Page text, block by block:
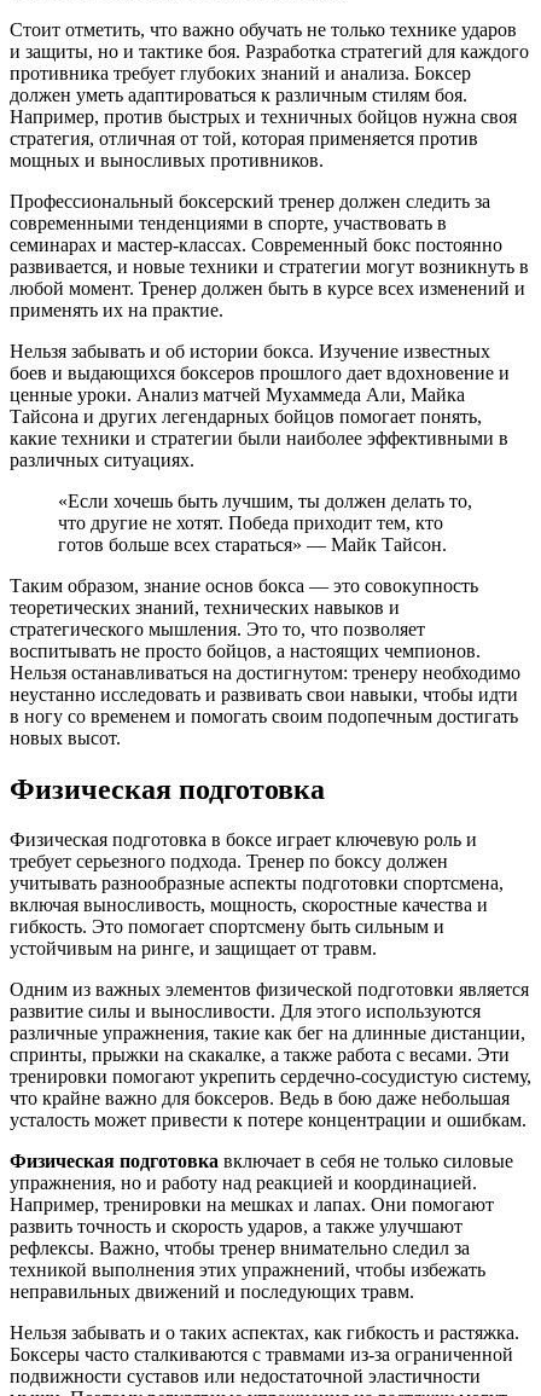
Стоит отметить, что важно обучать не только технике ударов
и защиты, но и тактике боя. Разработка стратегий для каждого
противника требует глубоких знаний и анализа. Боксер
должен уметь адаптироваться к различным стилям боя.
Например, против быстрых и техничных бойцов нужна своя
стратегия, отличная от той, которая применяется против
мощных и выносливых противников.
Профессиональный боксерский тренер должен следить за
современными тенденциями в спорте, участвовать в
семинарах и мастер-классах. Современный бокс постоянно
развивается, и новые техники и стратегии могут возникнуть в
любой момент. Тренер должен быть в курсе всех изменений и
применять их на практие.
Нельзя забывать и об истории бокса. Изучение известных
боев и выдающихся боксеров прошлого дает вдохновение и
ценные уроки. Анализ матчей Мухаммеда Али, Майка
Тайсона и других легендарных бойцов помогает понять,
какие техники и стратегии были наиболее эффективными в
различных ситуациях.
«Если хочешь быть лучшим, ты должен делать то,
что другие не хотят. Победа приходит тем, кто
готов больше всех стараться» — Майк Тайсон.
Таким образом, знание основ бокса — это совокупность
теоретических знаний, технических навыков и
стратегического мышления. Это то, что позволяет
воспитывать не просто бойцов, а настоящих чемпионов.
Нельзя останавливаться на достигнутом: тренеру необходимо
неустанно исследовать и развивать свои навыки, чтобы идти
в ногу со временем и помогать своим подопечным достигать
новых высот.
Физическая подготовка
Физическая подготовка в боксе играет ключевую роль и
требует серьезного подхода. Тренер по боксу должен
учитывать разнообразные аспекты подготовки спортсмена,
включая выносливость, мощность, скоростные качества и
гибкость. Это помогает спортсмену быть сильным и
устойчивым на ринге, и защищает от травм.
Одним из важных элементов физической подготовки является
развитие силы и выносливости. Для этого используются
различные упражнения, такие как бег на длинные дистанции,
спринты, прыжки на скакалке, а также работа с весами. Эти
тренировки помогают укрепить сердечно-сосудистую систему,
что крайне важно для боксеров. Ведь в бою даже небольшая
усталость может привести к потере концентрации и ошибкам.
Физическая подготовка включает в себя не только силовые
упражнения, но и работу над реакцией и координацией.
Например, тренировки на мешках и лапах. Они помогают
развить точность и скорость ударов, а также улучшают
рефлексы. Важно, чтобы тренер внимательно следил за
техникой выполнения этих упражнений, чтобы избежать
неправильных движений и последующих травм.
Нельзя забывать и о таких аспектах, как гибкость и растяжка.
Боксеры часто сталкиваются с травмами из-за ограниченной
подвижности суставов или недостаточной эластичности